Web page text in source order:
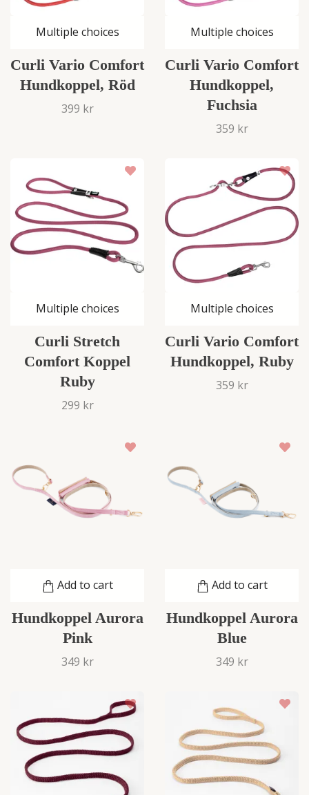
Multiple choices
Curli Vario Comfort
Hundkoppel, Röd
399 kr
Multiple choices
Curli Vario Comfort
Hundkoppel,
Fuchsia
359 kr
Multiple choices
Curli Stretch
Comfort Koppel
Ruby
299 kr
Multiple choices
Curli Vario Comfort
Hundkoppel, Ruby
359 kr
Add to cart
Hundkoppel Aurora
Pink
349 kr
Add to cart
Hundkoppel Aurora
Blue
349 kr